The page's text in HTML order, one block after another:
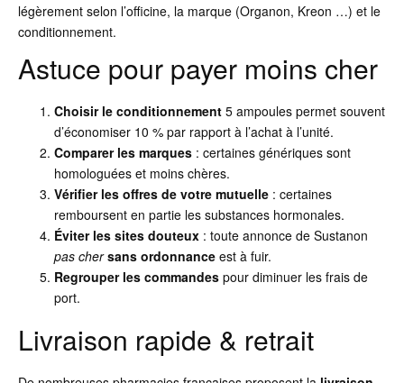
légèrement selon l’officine, la marque (Organon, Kreon …) et le
conditionnement.
Astuce pour payer moins cher
Choisir le conditionnement 5 ampoules permet souvent
d’économiser 10 % par rapport à l’achat à l’unité.
Comparer les marques : certaines génériques sont
homologuées et moins chères.
Vérifier les offres de votre mutuelle : certaines
remboursent en partie les substances hormonales.
Éviter les sites douteux : toute annonce de Sustanon
pas cher sans ordonnance est à fuir.
Regrouper les commandes pour diminuer les frais de
port.
Livraison rapide & retrait